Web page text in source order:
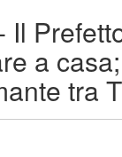
Il
a
tra